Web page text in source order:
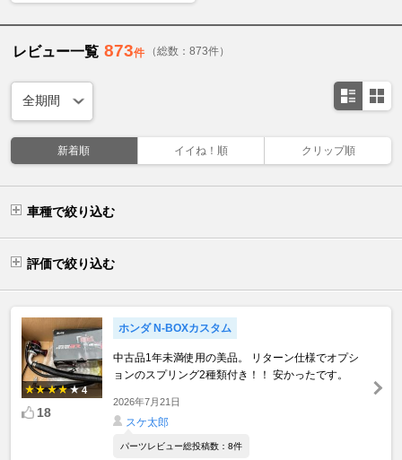
レビュー一覧 873件 （総数：873件）
新着順 イイね！順 クリップ順
車種で絞り込む
評価で絞り込む
4
18
ホンダ N-BOXカスタム
中古品1年未満使用の美品。 リターン仕様でオプシ
ョンのスプリング2種類付き！！ 安かったです。
2026年7月21日
スケ太郎
パーツレビュー総投稿数：8件